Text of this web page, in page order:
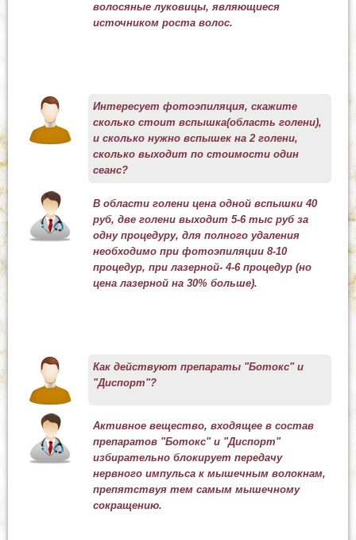
волосяные луковицы, являющиеся
источником роста волос.
Интересует фотоэпиляция, скажите
сколько стоит вспышка(область голени),
и сколько нужно вспышек на 2 голени,
сколько выходит по стоимости один
сеанс?
В области голени цена одной вспышки 40
руб, две голени выходит 5-6 тыс руб за
одну процедуру, для полного удаления
необходимо при фотоэпиляции 8-10
процедур, при лазерной- 4-6 процедур (но
цена лазерной на 30% больше).
Как действуют препараты "Ботокс" и
"Диспорт"?
Активное вещество, входящее в состав
препаратов "Ботокс" и "Диспорт"
избирательно блокирует передачу
нервного импульса к мышечным волокнам,
препятствуя тем самым мышечному
сокращению.